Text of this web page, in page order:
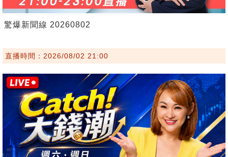
驚爆新聞線 20260802
直播時間：2026/08/02 21:00